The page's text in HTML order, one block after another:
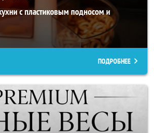
с пластиковым подносом и
ПОДРОБНЕЕ